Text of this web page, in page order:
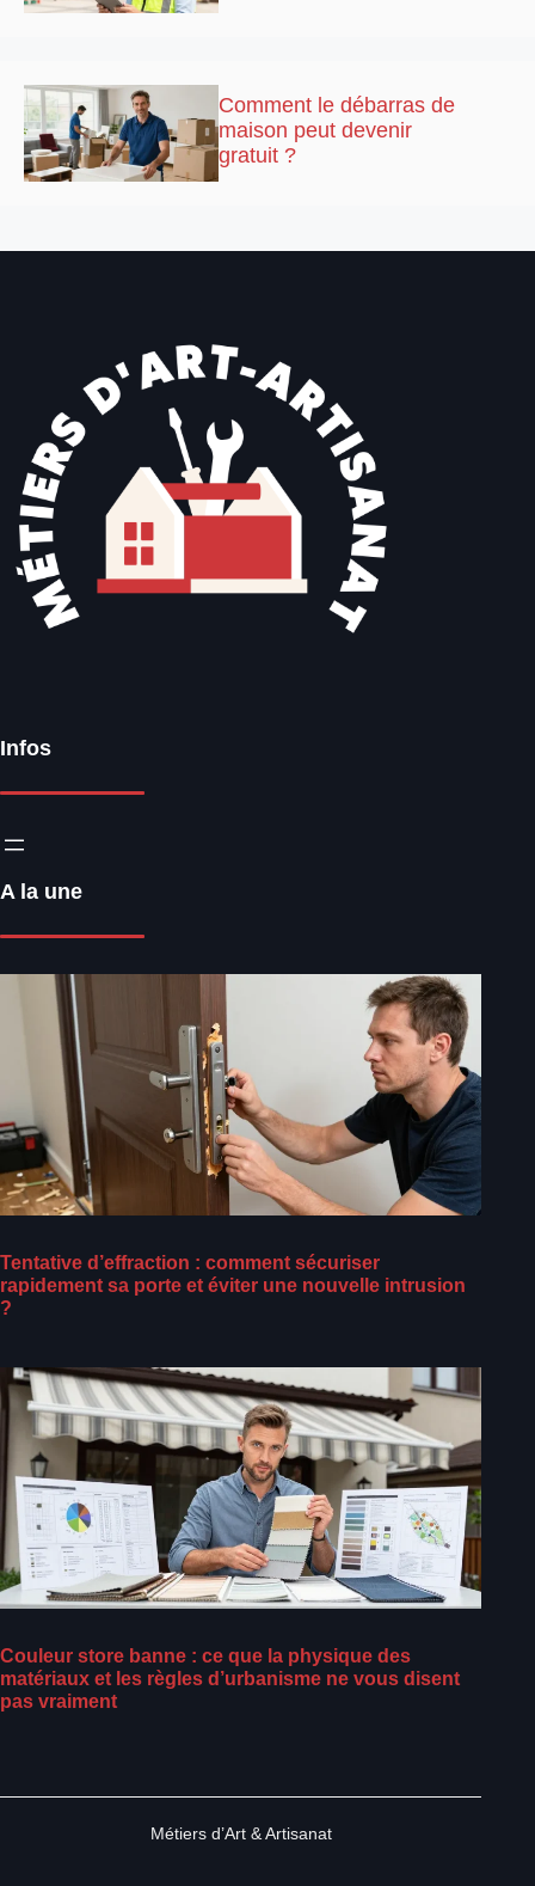
Comment le débarras de
maison peut devenir
gratuit ?
Infos
A la une
Tentative d’effraction : comment sécuriser
rapidement sa porte et éviter une nouvelle intrusion
?
Couleur store banne : ce que la physique des
matériaux et les règles d’urbanisme ne vous disent
pas vraiment
Métiers d’Art & Artisanat